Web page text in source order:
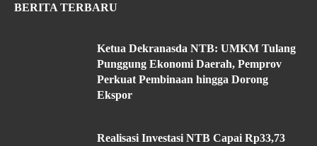
BERITA TERBARU
Ketua Dekranasda NTB: UMKM Tulang
Punggung Ekonomi Daerah, Pemprov
Perkuat Pembinaan hingga Dorong
Ekspor
Realisasi Investasi NTB Capai Rp33,73